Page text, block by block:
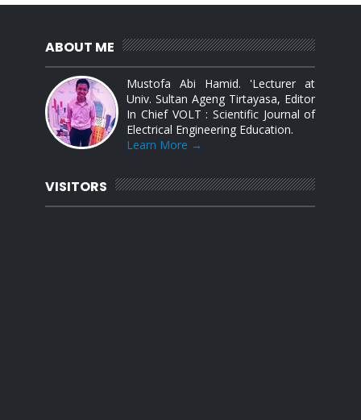
ABOUT ME
Mustofa Abi Hamid. 'Lecturer at
Univ. Sultan Ageng Tirtayasa, Editor
In Chief VOLT : Scientific Journal of
Electrical Engineering Education.
Learn More →
VISITORS